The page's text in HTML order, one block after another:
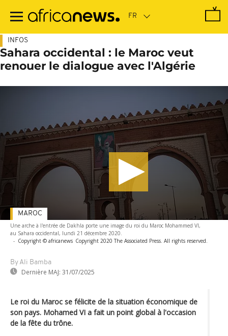
contenu
INFOS
Sahara occidental : le Maroc veut
renouer le dialogue avec l'Algérie
Une arche à l'entrée de Dakhla porte une image du roi du Maroc Mohammed VI,
au Sahara occidental, lundi 21 décembre 2020.
- Copyright © africanews Copyright 2020 The Associated Press. All rights reserved.
By Ali Bamba
Dernière MAJ: 31/07/2025
MAROC
Le roi du Maroc se félicite de la situation économique de
son pays. Mohamed VI a fait un point global à l'occasion
de la fête du trône.